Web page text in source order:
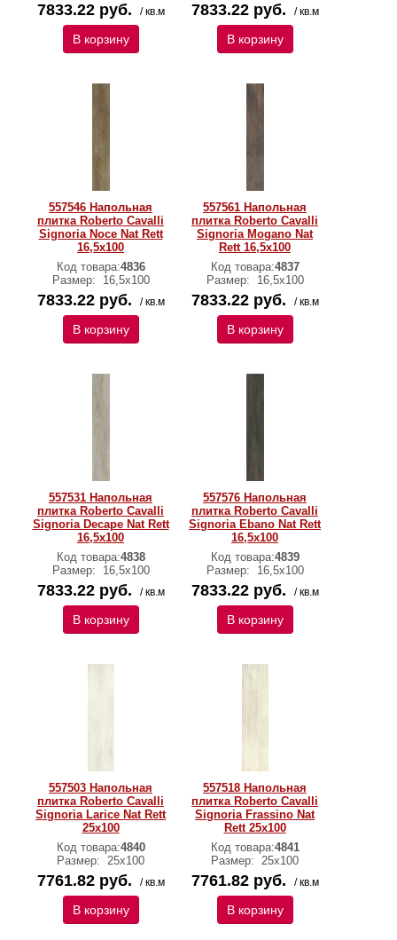
7833.22 руб. / кв.м
В корзину
7833.22 руб. / кв.м
В корзину
557546 Напольная
плитка Roberto Cavalli
Signoria Noce Nat Rett
16,5x100
Код товара:4836
Размер:
16,5x100
7833.22 руб. / кв.м
В корзину
557561 Напольная
плитка Roberto Cavalli
Signoria Mogano Nat
Rett 16,5x100
Код товара:4837
Размер:
16,5x100
7833.22 руб. / кв.м
В корзину
557531 Напольная
плитка Roberto Cavalli
Signoria Decape Nat Rett
16,5x100
Код товара:4838
Размер:
16,5x100
7833.22 руб. / кв.м
В корзину
557576 Напольная
плитка Roberto Cavalli
Signoria Ebano Nat Rett
16,5x100
Код товара:4839
Размер:
16,5x100
7833.22 руб. / кв.м
В корзину
557503 Напольная
плитка Roberto Cavalli
Signoria Larice Nat Rett
25x100
Код товара:4840
Размер: 25x100
7761.82 руб. / кв.м
В корзину
557518 Напольная
плитка Roberto Cavalli
Signoria Frassino Nat
Rett 25x100
Код товара:4841
Размер: 25x100
7761.82 руб. / кв.м
В корзину